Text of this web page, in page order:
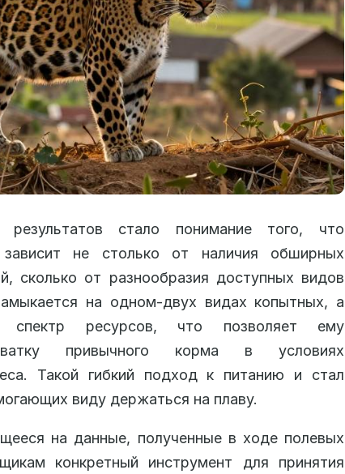
стало понимание того, что
не столько от наличия обширных
сколько от разнообразия доступных видов
на одном-двух видах копытных, а
спектр ресурсов, что позволяет ему
привычного корма в условиях
Такой гибкий подход к питанию и стал
виду держаться на плаву.
на данные, полученные в ходе полевых
конкретный инструмент для принятия